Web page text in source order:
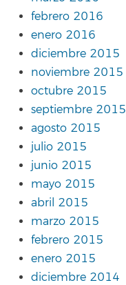
febrero 2016
enero 2016
diciembre 2015
noviembre 2015
octubre 2015
septiembre 2015
agosto 2015
julio 2015
junio 2015
mayo 2015
abril 2015
marzo 2015
febrero 2015
enero 2015
diciembre 2014